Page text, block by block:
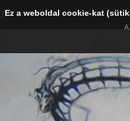
Ez a weboldal cookie-kat